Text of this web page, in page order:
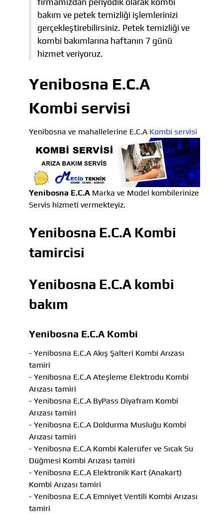
bakım ve petek temizliği işlemlerinizi
gerçekleştirebilirsiniz. Petek temizliği ve
kombi bakımlarına haftanın 7 günü
hizmet veriyoruz.
Yenibosna E.C.A
Kombi servisi
Yenibosna ve mahallelerine E.C.A Kombi servisi
Yenibosna E.C.A Marka ve Model kombilerinize
Servis hizmeti vermekteyiz.
Yenibosna E.C.A Kombi
tamircisi
Yenibosna E.C.A kombi
bakım
Yenibosna E.C.A Kombi
- Yenibosna E.C.A Akış Şalteri Kombi Arızası
tamiri
- Yenibosna E.C.A Ateşleme Elektrodu Kombi
Arızası tamiri
- Yenibosna E.C.A ByPass Diyafram Kombi
Arızası tamiri
- Yenibosna E.C.A Doldurma Musluğu Kombi
Arızası tamiri
- Yenibosna E.C.A Kombi Kalerüfer ve Sıcak Su
Düğmesi Kombi Arızası tamiri
- Yenibosna E.C.A Elektronik Kart (Anakart)
Kombi Arızası tamiri
- Yenibosna E.C.A Emniyet Ventili Kombi Arızası
tamiri